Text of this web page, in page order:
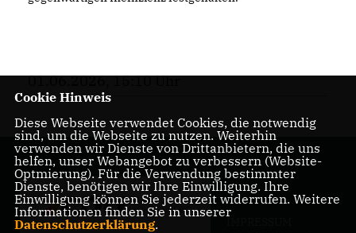
01.06.2026, 15:10 Uhr
Cookie Hinweis
Diese Webseite verwendet Cookies, die notwendig
sind, um die Webseite zu nutzen. Weiterhin
verwenden wir Dienste von Drittanbietern, die uns
helfen, unser Webangebot zu verbessern (Website-
Optmierung). Für die Verwendung bestimmter
Dienste, benötigen wir Ihre Einwilligung. Ihre
Einwilligung können Sie jederzeit widerrufen. Weitere
Informationen finden Sie in unserer
Datenschutzerklärung.